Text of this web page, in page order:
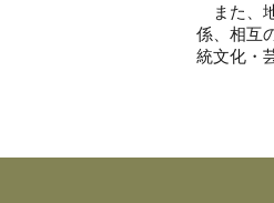
また、
係、相互
統文化・